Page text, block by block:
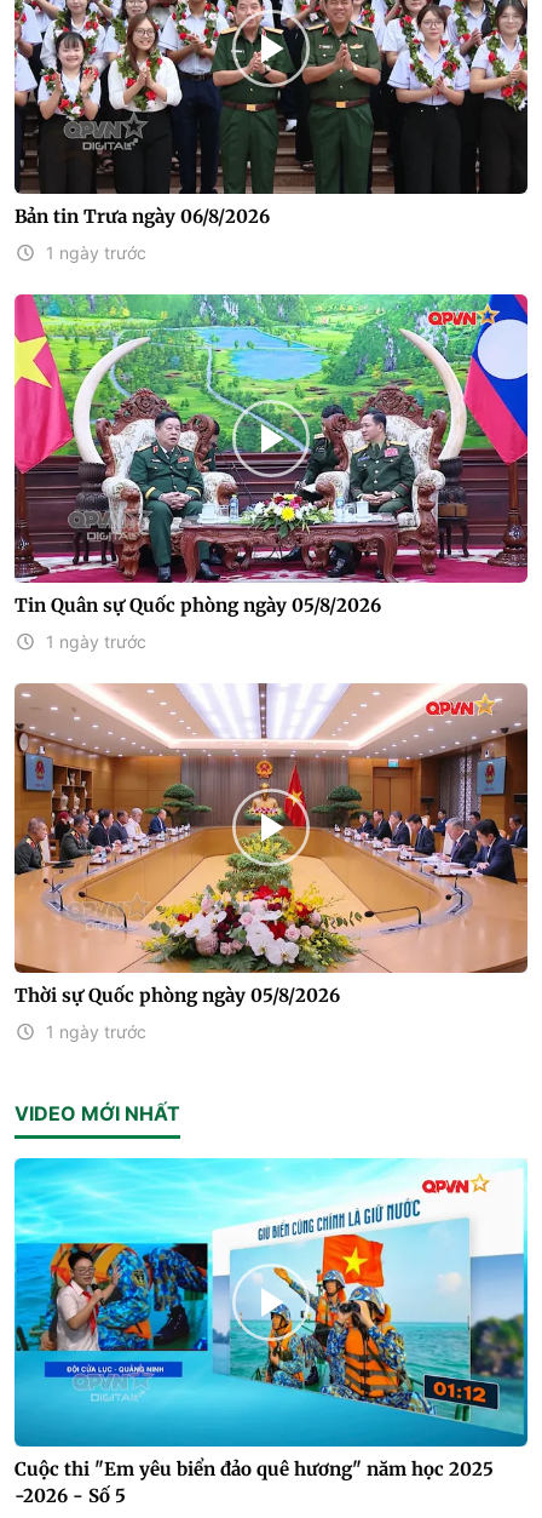
Bản tin Trưa ngày 06/8/2026
1 ngày trước
Tin Quân sự Quốc phòng ngày 05/8/2026
1 ngày trước
Thời sự Quốc phòng ngày 05/8/2026
1 ngày trước
VIDEO MỚI NHẤT
Cuộc thi "Em yêu biển đảo quê hương" năm học 2025
-2026 - Số 5